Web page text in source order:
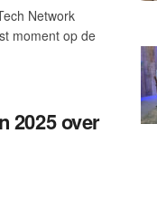
Network
moment op de
2025 over